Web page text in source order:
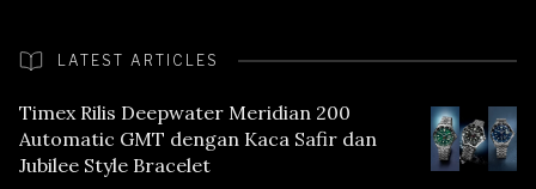
LATEST ARTICLES
Timex Rilis Deepwater Meridian 200
Automatic GMT dengan Kaca Safir dan
Jubilee Style Bracelet